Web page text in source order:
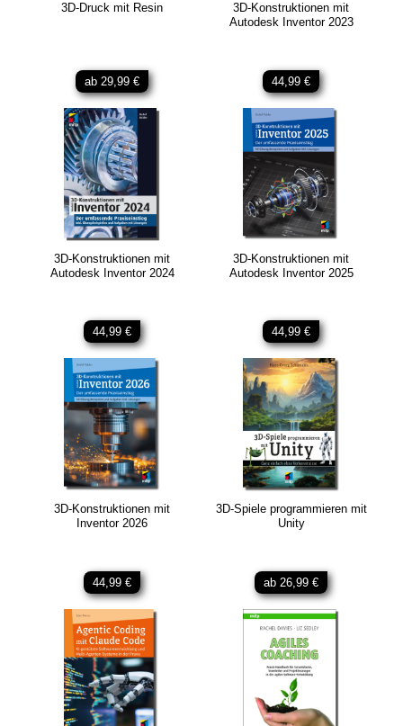
3D-Druck mit Resin
ab 29,99 €
3D-Konstruktionen mit
Autodesk Inventor 2023
44,99 €
3D-Konstruktionen mit
Autodesk Inventor 2024
44,99 €
3D-Konstruktionen mit
Autodesk Inventor 2025
44,99 €
3D-Konstruktionen mit
Inventor 2026
44,99 €
3D-Spiele programmieren mit
Unity
ab 26,99 €